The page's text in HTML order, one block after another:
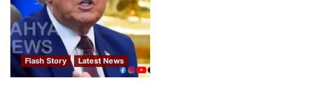
Flash Story Latest News